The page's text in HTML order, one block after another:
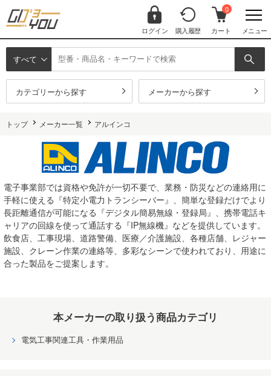
ログイン 購入履歴
0
カート メニュー
すべて
カテゴリーから探す メーカーから探す
トップ メーカー一覧 アルインコ
電子事業部では資格や免許が一切不要で、業務・防災などの連絡用に
手軽に使える『特定小電力トランシーバー』、簡単な登録だけでより
長距離通信が可能になる『デジタル簡易無線・登録局』、携帯電話キ
ャリアの回線を使って通話する『IP無線機』などを提供しています。
飲食店、工事現場、道路警備、医療／介護施設、各種店舗、レジャー
施設、クレーン作業の連絡等、多彩なシーンで使われており、用途に
合った製品をご提案します。
本メーカーの取り扱う商品カテゴリ
電気工事関連工具・作業用品